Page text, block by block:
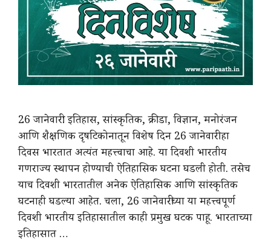
26 जानेवारी: इतिहास, सांस्कृतिक, क्रीडा, विज्ञान, मनोरंजन
आणि शैक्षणिक दृषटिकोनातून विशेष दिन 26 जानेवारी हा
दिवस भारतात अत्यंत महत्त्वाचा आहे. या दिवशी भारतीय
गणराज्य स्थापन होण्याची ऐतिहासिक घटना घडली होती. तसेच
याच दिवशी भारतातील अनेक ऐतिहासिक आणि सांस्कृतिक
घटनाही घडल्या आहेत. चला, 26 जानेवारीच्या या महत्त्वपूर्ण
दिवशी भारतीय इतिहासातील काही प्रमुख घटक पाहू. भारताच्या
इतिहासात …